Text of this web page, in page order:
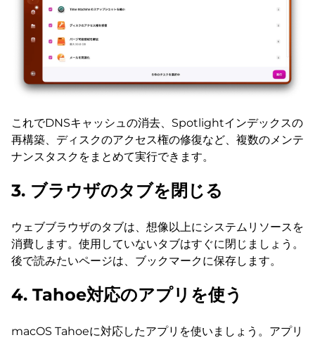
これでDNSキャッシュの消去、Spotlightインデックスの
再構築、ディスクのアクセス権の修復など、複数のメンテ
ナンスタスクをまとめて実行できます。
3. ブラウザのタブを閉じる
ウェブブラウザのタブは、想像以上にシステムリソースを
消費します。使用していないタブはすぐに閉じましょう。
後で読みたいページは、ブックマークに保存します。
4. Tahoe対応のアプリを使う
macOS Tahoeに対応したアプリを使いましょう。アプリ